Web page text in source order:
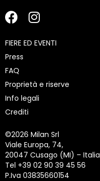
FIERE ED EVENTI
Press
FAQ
Proprietà e riserve
Info legali
Crediti
©2026 Milan Srl
Viale Europa, 74,
20047 Cusago (MI) – Italia
Tel +39 02 90 39 45 56
P.Iva 03835660154